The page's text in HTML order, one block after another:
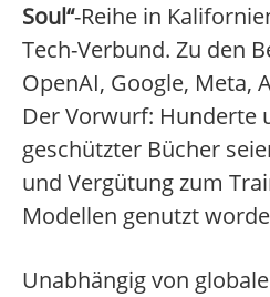
Soul“-Reihe in
Tech-Verbund. Zu den
OpenAI, Google, Meta,
Der Vorwurf: Hunderte
geschützter Bücher
und Vergütung zum
Modellen genutzt
Unabhängig von